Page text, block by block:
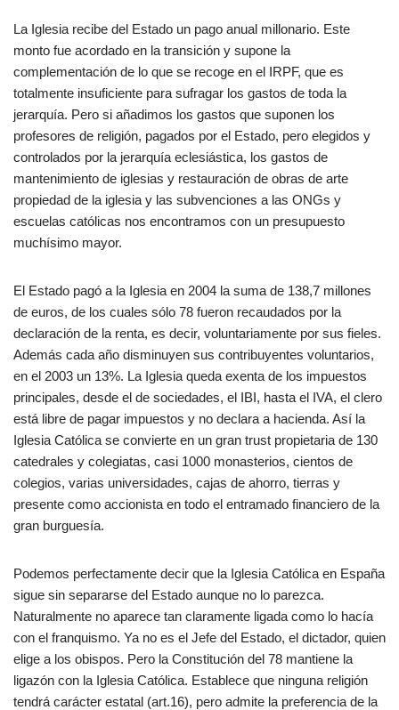
La Iglesia recibe del Estado un pago anual millonario. Este
monto fue acordado en la transición y supone la
complementación de lo que se recoge en el IRPF, que es
totalmente insuficiente para sufragar los gastos de toda la
jerarquía. Pero si añadimos los gastos que suponen los
profesores de religión, pagados por el Estado, pero elegidos y
controlados por la jerarquía eclesiástica, los gastos de
mantenimiento de iglesias y restauración de obras de arte
propiedad de la iglesia y las subvenciones a las ONGs y
escuelas católicas nos encontramos con un presupuesto
muchísimo mayor.
El Estado pagó a la Iglesia en 2004 la suma de 138,7 millones
de euros, de los cuales sólo 78 fueron recaudados por la
declaración de la renta, es decir, voluntariamente por sus fieles.
Además cada año disminuyen sus contribuyentes voluntarios,
en el 2003 un 13%. La Iglesia queda exenta de los impuestos
principales, desde el de sociedades, el IBI, hasta el IVA, el clero
está libre de pagar impuestos y no declara a hacienda. Así la
Iglesia Católica se convierte en un gran trust propietaria de 130
catedrales y colegiatas, casi 1000 monasterios, cientos de
colegios, varias universidades, cajas de ahorro, tierras y
presente como accionista en todo el entramado financiero de la
gran burguesía.
Podemos perfectamente decir que la Iglesia Católica en España
sigue sin separarse del Estado aunque no lo parezca.
Naturalmente no aparece tan claramente ligada como lo hacía
con el franquismo. Ya no es el Jefe del Estado, el dictador, quien
elige a los obispos. Pero la Constitución del 78 mantiene la
ligazón con la Iglesia Católica. Establece que ninguna religión
tendrá carácter estatal (art.16), pero admite la preferencia de la